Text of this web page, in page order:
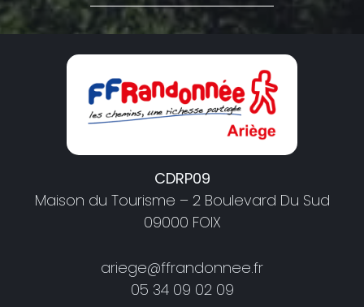
CDRP09
Maison du Tourisme – 2 Boulevard Du Sud
09000 FOIX
ariege@ffrandonnee.fr
05 34 09 02 09